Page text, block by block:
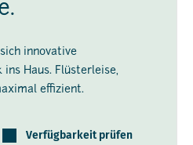
innovative
Haus. Flüsterleise,
effizient.
Verfügbarkeit prüfen